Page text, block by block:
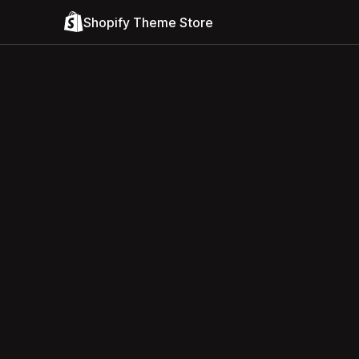
Shopify Theme Store